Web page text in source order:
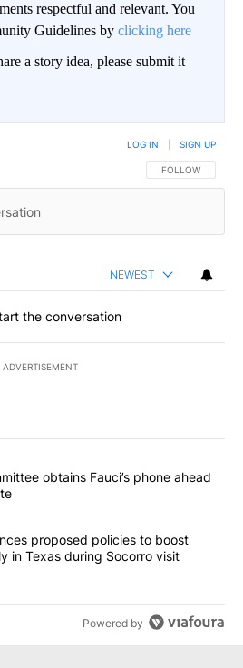
respectful and relevant. You
Guidelines by clicking here
a story idea, please submit it
FOLLOW THIS
FOLLOW
LOG IN SIGN UP
NEWEST
the conversation
ADVERTISEMENT
most commented articles in the last
subcommittee obtains Fauci’s
obtains Fauci’s phone ahead
announces proposed policies to
proposed policies to boost
in Texas during Socorro visit
Powered by